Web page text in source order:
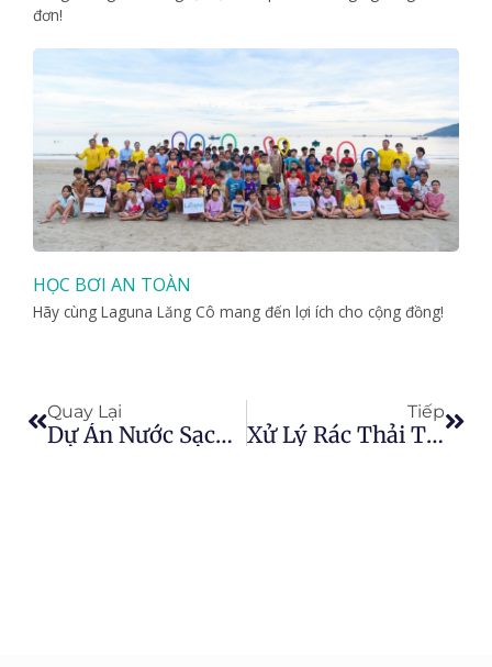
đơn!
HỌC BƠI AN TOÀN
Hãy cùng Laguna Lăng Cô mang đến lợi ích cho cộng đồng!
Quay Lại
Dự Án Nước Sạch Trường Học
Tiếp
Xử Lý Rác Thải Thực Phẩm